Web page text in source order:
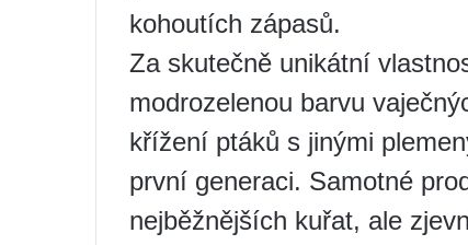
kohoutích zápasů.
Za skutečně unikátní
modrozelenou barvu
křížení ptáků s jinými
první generaci. Samotné
nejběžnějších kuřat, ale